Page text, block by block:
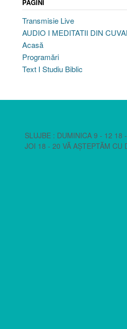
PAGINI
Transmisie Live
AUDIO I MEDITATII DIN
Acasă
Programări
Text I Studiu Biblic
SLUJBE : DUMINICA 9 - 12 18
JOI 18 - 20 VĂ AȘTEPTĂM CU